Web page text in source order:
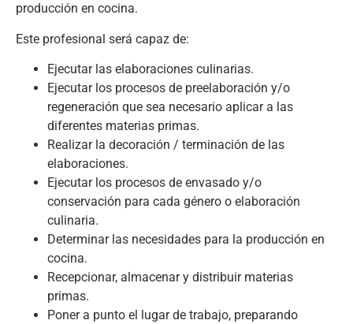
producción en cocina.
Este profesional será capaz de:
Ejecutar las elaboraciones culinarias.
Ejecutar los procesos de preelaboración y/o
regeneración que sea necesario aplicar a las
diferentes materias primas.
Realizar la decoración / terminación de las
elaboraciones.
Ejecutar los procesos de envasado y/o
conservación para cada género o elaboración
culinaria.
Determinar las necesidades para la producción en
cocina.
Recepcionar, almacenar y distribuir materias
primas.
Poner a punto el lugar de trabajo, preparando